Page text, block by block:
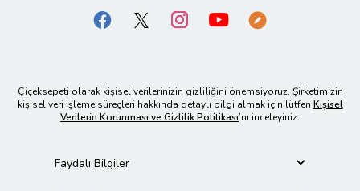
Çiçeksepeti olarak kişisel verilerinizin gizliliğini önemsiyoruz. Şirketimizin
kişisel veri işleme süreçleri hakkında detaylı bilgi almak için lütfen Kişisel
Verilerin Korunması ve Gizlilik Politikası’nı inceleyiniz.
Faydalı Bilgiler